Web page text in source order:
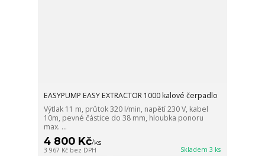
EASYPUMP EASY EXTRACTOR 1000 kalové čerpadlo
Výtlak 11 m, průtok 320 l/min, napětí 230 V, kabel
10m, pevné částice do 38 mm, hloubka ponoru
max. ...
4 800 Kč/ks
3 967 Kč bez DPH Skladem 3 ks